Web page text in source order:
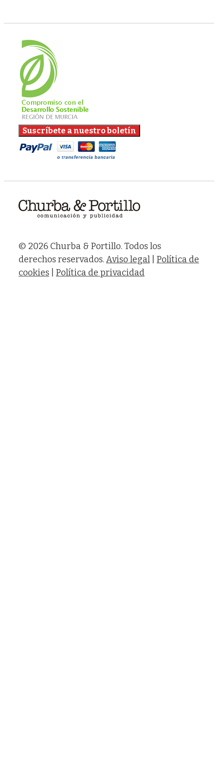
© 2026 Churba & Portillo. Todos los
derechos reservados.Aviso legal
Política de
cookies
Política de privacidad